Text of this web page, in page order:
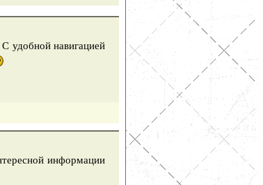
удобной навигацией
информации